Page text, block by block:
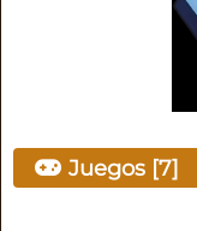
Juegos [7]